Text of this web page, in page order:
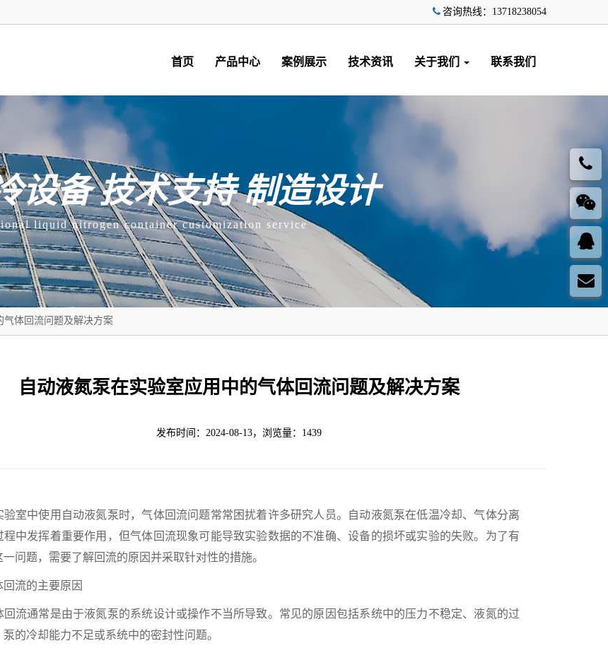
咨询热线：13718238054
首页 产品中心 案例展示 技术资讯 关于我们 联系我们
设备 技术支持 制造设计
liquid nitrogen container customization service
气体回流问题及解决方案
自动液氮泵在实验室应用中的气体回流问题及解决方案
发布时间：2024-08-13，浏览量：1439
中使用自动液氮泵时，气体回流问题常常困扰着许多研究人员。自动液氮泵在低温冷却、气体分离
程中发挥着重要作用，但气体回流现象可能导致实验数据的不准确、设备的损坏或实验的失败。为了有
一问题，需要了解回流的原因并采取针对性的措施。
流的主要原因
通常是由于液氮泵的系统设计或操作不当所导致。常见的原因包括系统中的压力不稳定、液氮的过
泵的冷却能力不足或系统中的密封性问题。